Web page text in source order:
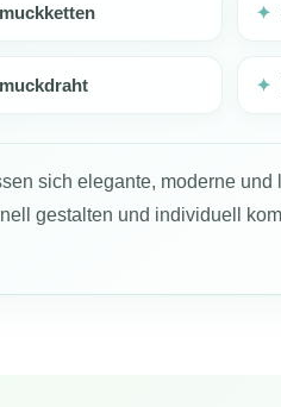
✦
✦
sich elegante, moderne
gestalten und individuell